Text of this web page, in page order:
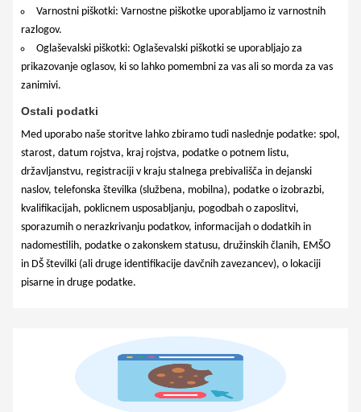
Varnostni piškotki: Varnostne piškotke uporabljamo iz varnostnih
razlogov.
Oglaševalski piškotki: Oglaševalski piškotki se uporabljajo za
prikazovanje oglasov, ki so lahko pomembni za vas ali so morda za vas
zanimivi.
Ostali podatki
Med uporabo naše storitve lahko zbiramo tudi naslednje podatke: spol,
starost, datum rojstva, kraj rojstva, podatke o potnem listu,
državljanstvu, registraciji v kraju stalnega prebivališča in dejanski
naslov, telefonska številka (službena, mobilna), podatke o izobrazbi,
kvalifikacijah, poklicnem usposabljanju, pogodbah o zaposlitvi,
sporazumih o nerazkrivanju podatkov, informacijah o dodatkih in
nadomestilih, podatke o zakonskem statusu, družinskih članih, EMŠO
in DŠ številki (ali druge identifikacije davčnih zavezancev), o lokaciji
pisarne in druge podatke.